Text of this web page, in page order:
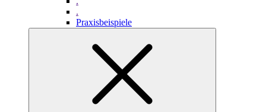
.
Praxisbeispiele